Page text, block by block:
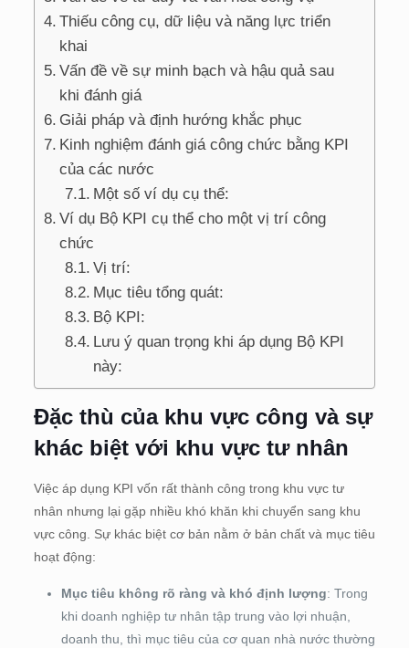
Thiếu công cụ, dữ liệu và năng lực triển
khai
Vấn đề về sự minh bạch và hậu quả sau
khi đánh giá
Giải pháp và định hướng khắc phục
Kinh nghiệm đánh giá công chức bằng KPI
của các nước
Một số ví dụ cụ thể:
Ví dụ Bộ KPI cụ thể cho một vị trí công
chức
Vị trí:
Mục tiêu tổng quát:
Bộ KPI:
Lưu ý quan trọng khi áp dụng Bộ KPI
này:
Đặc thù của khu vực công và sự
khác biệt với khu vực tư nhân
Việc áp dụng KPI vốn rất thành công trong khu vực tư
nhân nhưng lại gặp nhiều khó khăn khi chuyển sang khu
vực công. Sự khác biệt cơ bản nằm ở bản chất và mục tiêu
hoạt động:
Mục tiêu không rõ ràng và khó định lượng: Trong
khi doanh nghiệp tư nhân tập trung vào lợi nhuận,
doanh thu, thì mục tiêu của cơ quan nhà nước thường